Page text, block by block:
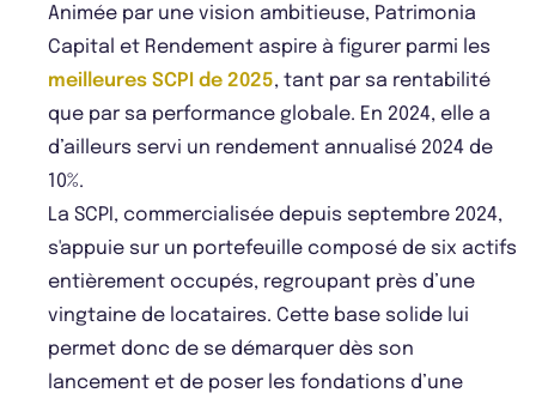
Animée par une vision ambitieuse, Patrimonia
Capital et Rendement aspire à figurer parmi les
meilleures SCPI de 2025, tant par sa rentabilité
que par sa performance globale. En 2024, elle a
d’ailleurs servi un rendement annualisé 2024 de
10%.
La SCPI, commercialisée depuis septembre 2024,
s'appuie sur un portefeuille composé de six actifs
entièrement occupés, regroupant près d’une
vingtaine de locataires. Cette base solide lui
permet donc de se démarquer dès son
lancement et de poser les fondations d’une